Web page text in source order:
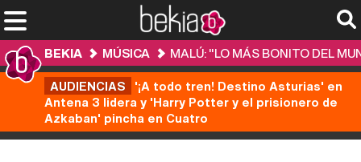
BEKIA MÚSICA
MALÚ: "LO MÁS BONITO DEL
AUDIENCIAS '¡A todo tren! Destino Asturias' en
Antena 3 lidera y 'Harry Potter y el prisionero de
Azkaban' pincha en Cuatro